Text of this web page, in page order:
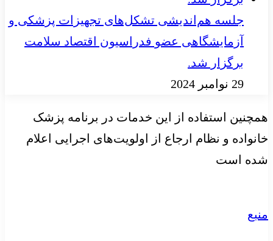
جلسه هم‌اندیشی تشکل‌های تجهیزات پزشکی و
آزمایشگاهی عضو فدراسیون اقتصاد سلامت
برگزار شد.
29 نوامبر 2024
همچنین استفاده از این خدمات در برنامه پزشک
خانواده و نظام ارجاع از اولویت‌های اجرایی اعلام
شده است
منبع